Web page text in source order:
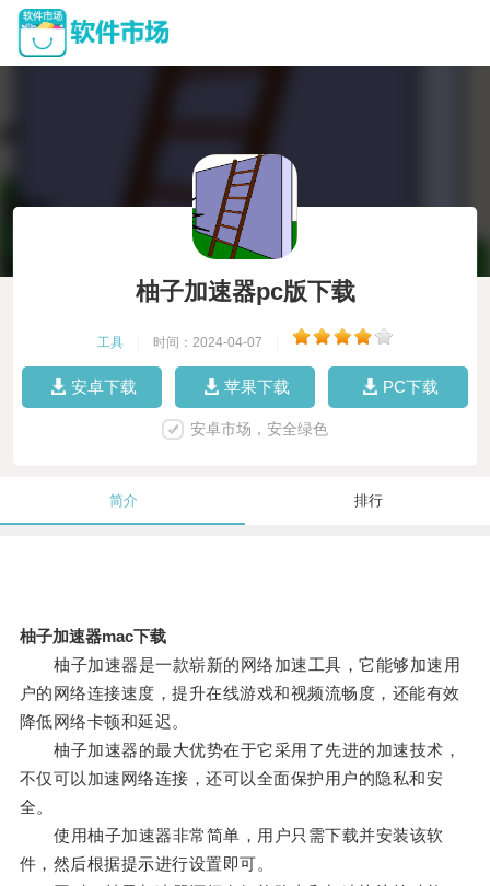
柚子加速器pc版下载
工具 时间：2024-04-07
安卓下载 苹果下载 PC下载
安卓市场，安全绿色
简介 排行
柚子加速器mac下载
柚子加速器是一款崭新的网络加速工具，它能够加速用
户的网络连接速度，提升在线游戏和视频流畅度，还能有效
降低网络卡顿和延迟。
柚子加速器的最大优势在于它采用了先进的加速技术，
不仅可以加速网络连接，还可以全面保护用户的隐私和安
全。
使用柚子加速器非常简单，用户只需下载并安装该软
件，然后根据提示进行设置即可。